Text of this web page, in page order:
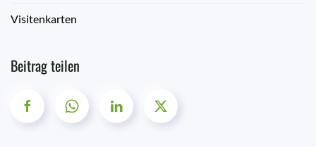
Visitenkarten
Beitrag teilen